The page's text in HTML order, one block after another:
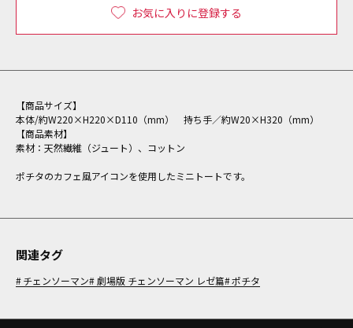
お気に入りに登録する
【商品サイズ】
本体/約W220×H220×D110（mm） 持ち手／約W20×H320（mm）
【商品素材】
素材：天然繊維（ジュート）、コットン
ポチタのカフェ風アイコンを使用したミニトートです。
関連タグ
チェンソーマン 劇場版 チェンソーマン レゼ篇 ポチタ